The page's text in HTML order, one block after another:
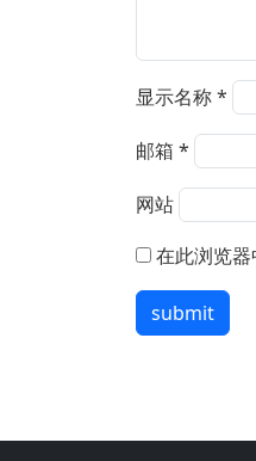
显示名称*
邮箱 *
网站
在此浏览器
submit